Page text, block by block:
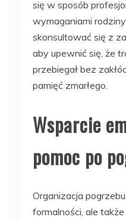
się w sposób
wymaganiami
skonsultować się z
aby upewnić się, że
przebiegał bez
pamięć zmarłego.
Wsparcie
pomoc po
Organizacja
formalności, ale